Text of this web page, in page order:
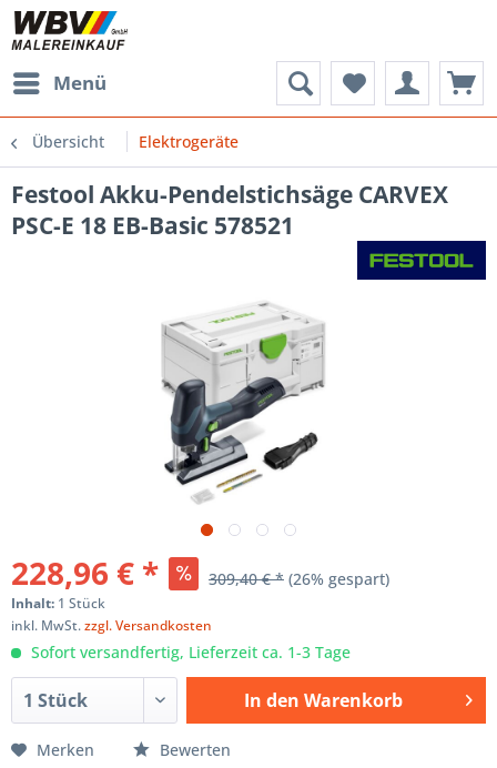
Menü
Übersicht Elektrogeräte
Festool Akku-Pendelstichsäge CARVEX
PSC-E 18 EB-Basic 578521
228,96 € * 309,40 € * (26% gespart)
Inhalt: 1 Stück
inkl. MwSt.zzgl. Versandkosten
Sofort versandfertig, Lieferzeit ca. 1-3 Tage
In den Warenkorb
Merken Bewerten